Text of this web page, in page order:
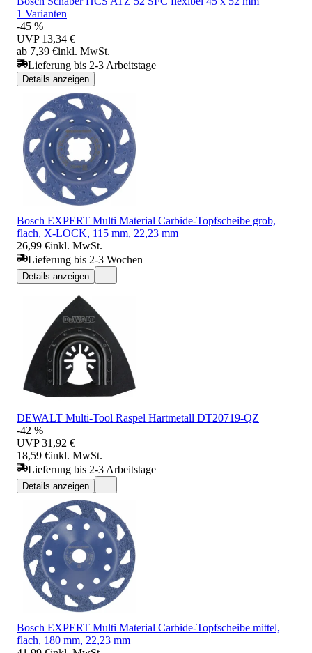
1 Varianten
-45 %
UVP 13,34 €
ab 7,39 €inkl. MwSt.
Lieferung bis 2-3 Arbeitstage
Details anzeigen
Bosch EXPERT Multi Material Carbide-Topfscheibe grob,
flach, X-LOCK, 115 mm, 22,23 mm
26,99 €inkl. MwSt.
Lieferung bis 2-3 Wochen
Details anzeigen
DEWALT Multi-Tool Raspel Hartmetall DT20719-QZ
-42 %
UVP 31,92 €
18,59 €inkl. MwSt.
Lieferung bis 2-3 Arbeitstage
Details anzeigen
Bosch EXPERT Multi Material Carbide-Topfscheibe mittel,
flach, 180 mm, 22,23 mm